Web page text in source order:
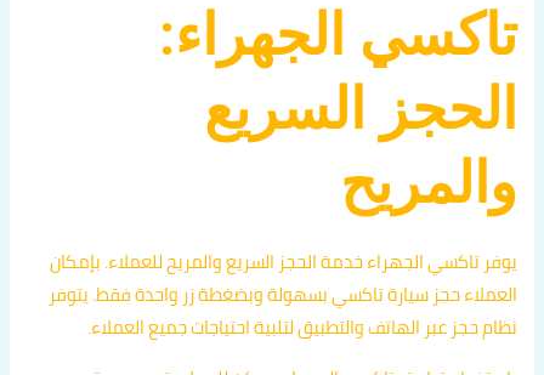
تاكسي الجهراء:
الحجز السريع
والمريح
يوفر تاكسي الجهراء خدمة الحجز السريع والمريح للعملاء. بإمكان
العملاء حجز سيارة تاكسي بسهولة وبضغطة زر واحدة فقط. يتوفر
نظام حجز عبر الهاتف والتطبيق لتلبية احتياجات جميع العملاء.